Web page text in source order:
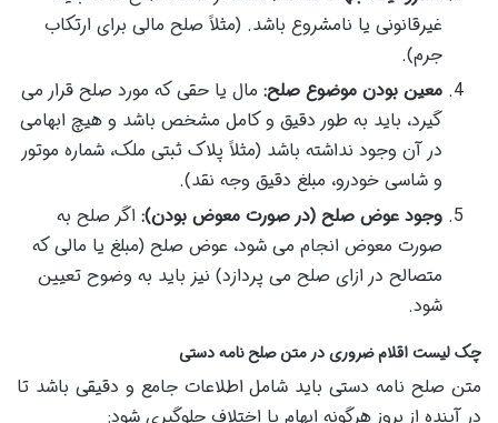
غیرقانونی یا نامشروع باشد. (مثلاً صلح مالی برای ارتکاب
جرم).
معین بودن موضوع صلح: مال یا حقی که مورد صلح قرار می
گیرد، باید به طور دقیق و کامل مشخص باشد و هیچ ابهامی
در آن وجود نداشته باشد (مثلاً پلاک ثبتی ملک، شماره موتور
و شاسی خودرو، مبلغ دقیق وجه نقد).
وجود عوض صلح (در صورت معوض بودن): اگر صلح به
صورت معوض انجام می شود، عوض صلح (مبلغ یا مالی که
متصالح در ازای صلح می پردازد) نیز باید به وضوح تعیین
شود.
چک لیست اقلام ضروری در متن صلح نامه دستی
متن صلح نامه دستی باید شامل اطلاعات جامع و دقیقی باشد تا
در آینده از بروز هرگونه ابهام یا اختلاف جلوگیری شود: